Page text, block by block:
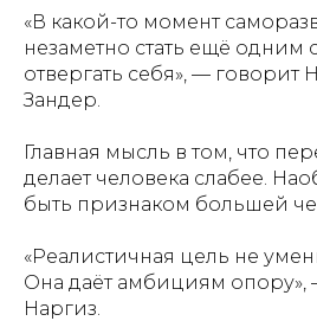
«В какой-то момент
незаметно стать ещё одним
отвергать себя», —
Зандер.
Главная мысль в том, что
делает человека слабее.
быть признаком большей
«Реалистичная цель не
Она даёт амбициям опору»,
Наргиз.